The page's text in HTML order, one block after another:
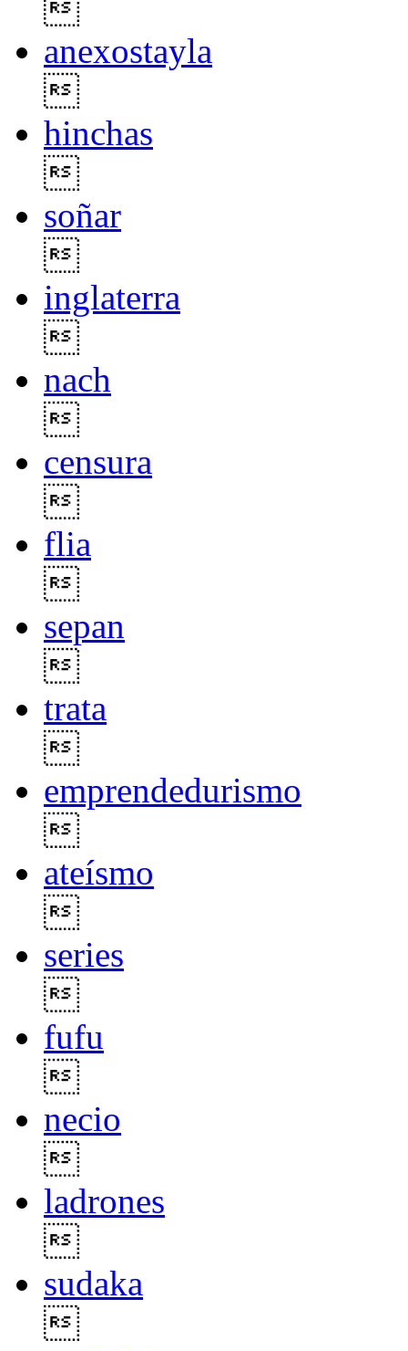
anexostayla
hinchas
soñar
inglaterra
nach
censura
flia
sepan
trata
emprendedurismo
ateísmo
series
fufu
necio
ladrones
sudaka